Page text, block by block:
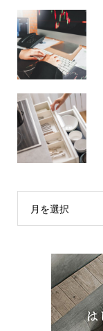
月を選択